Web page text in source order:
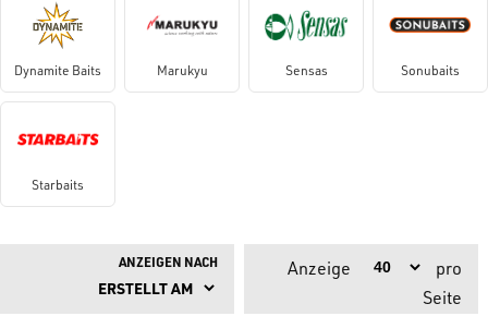
Dynamite Baits Marukyu Sensas Sonubaits
Starbaits
ANZEIGEN NACH Anzeige
pro
Seite